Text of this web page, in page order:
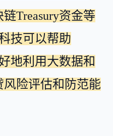
Treasury资金等
技可以帮助
地利用大数据和
险评估和防范能